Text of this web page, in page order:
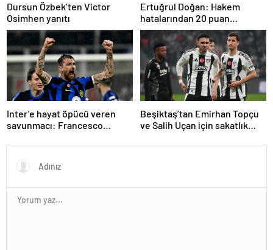
Dursun Özbek’ten Victor
Osimhen yanıtı
Ertuğrul Doğan: Hakem
hatalarından 20 puan
kaybettik
Inter’e hayat öpücü veren
savunmacı: Francesco
Beşiktaş’tan Emirhan Topçu
ve Salih Uçan için sakatlık